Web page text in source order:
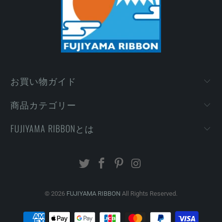
お買い物ガイド
商品カテゴリー
FUJIYAMA RIBBONとは
© 2026 FUJIYAMA RIBBON All Rights Reserved.